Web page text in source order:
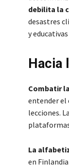
debilita la
desastres
y
Hacia
Combatir
entender el
lecciones.
La
en